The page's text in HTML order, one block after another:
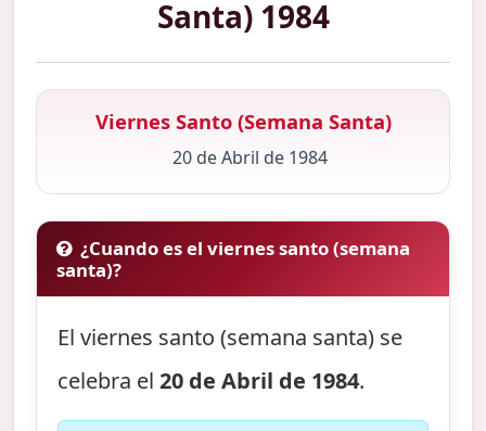
Santa) 1984
Viernes Santo (Semana Santa)
20 de Abril de 1984
¿Cuando es el viernes santo (semana
santa)?
El viernes santo (semana santa) se
celebra el20 de Abril de 1984.